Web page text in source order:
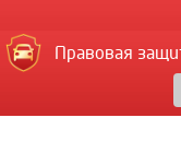
Правовая